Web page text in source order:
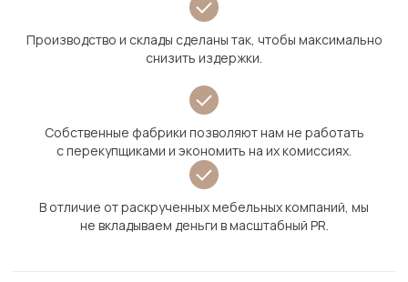
Производство и склады сделаны так, чтобы максимально
снизить издержки.
Собственные фабрики позволяют нам не работать
с перекупщиками и экономить на их комиссиях.
В отличие от раскрученных мебельных компаний, мы
не вкладываем деньги в масштабный PR.